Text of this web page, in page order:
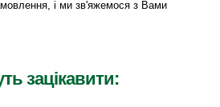
і ми зв'яжемося з Вами
зацікавити: